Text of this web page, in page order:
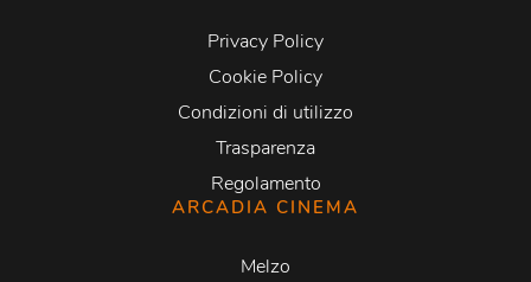
Privacy Policy
Cookie Policy
Condizioni di utilizzo
Trasparenza
Regolamento
ARCADIA CINEMA
Melzo